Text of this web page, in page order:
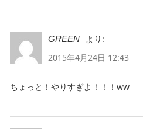
GREEN
より:
2015年4月24日 12:43
ちょっと！やりすぎよ！！！ww